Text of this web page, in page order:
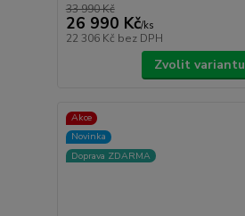
33 990 Kč
26 990 Kč/ks
22 306 Kč bez DPH
Zvolit variantu
Akce
Novinka
Doprava ZDARMA